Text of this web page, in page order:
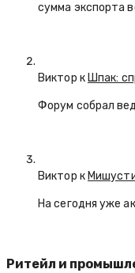
сумма экспорта
Виктор кШпак:
Форум собрал
Виктор к
На сегодня уже
Ритейл и